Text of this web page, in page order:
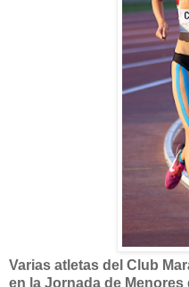
Varias atletas del Club
en la Jornada de